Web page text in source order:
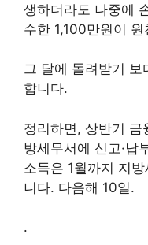
생하더라도 나중에
수한 1,100만원이
그 달에 돌려받기
합니다.
정리하면, 상반기 금
방세무서에 신고·납
소득은 1월까지 지
니다. 다음해 10일.
.